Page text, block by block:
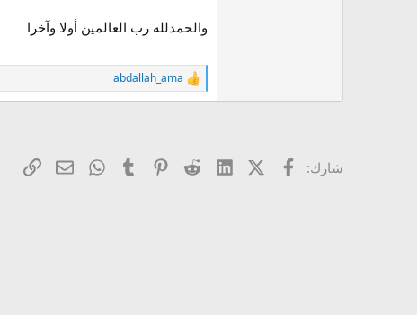
والحمدلله رب العالمين أولا وآخرا
ا
ل
ل
abdallah_ama
شارك: فيسبوك X (Twitter)
LinkedIn
Reddit
Pinterest
Tumblr
WhatsApp
البريد